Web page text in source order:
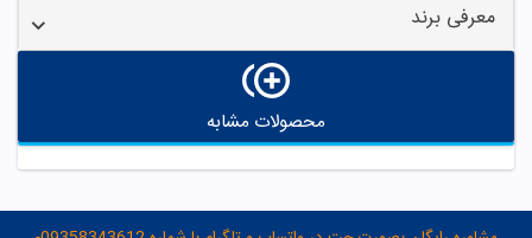
معرفی برند
محصولات مشابه